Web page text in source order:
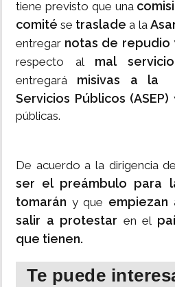
tiene previsto que una
comité se traslade a la
entregar notas de repudio
respecto al mal
entregará misivas a la
Servicios Públicos (ASEP)
públicas.
De acuerdo a la dirigencia
ser el preámbulo para
tomarán y que empiezan
salir a protestar en el
que tienen.
Te puede